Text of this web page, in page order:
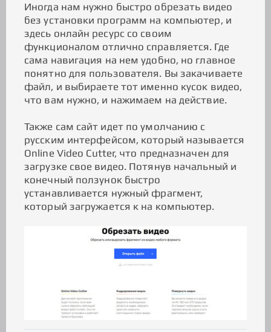
Иногда нам нужно быстро обрезать видео
без установки программ на компьютер, и
здесь онлайн ресурс со своим
функционалом отлично справляется. Где
сама навигация на нем удобно, но главное
понятно для пользователя. Вы закачиваете
файл, и выбираете тот именно кусок видео,
что вам нужно, и нажимаем на действие.
Также сам сайт идет по умолчанию с
русским интерфейсом, который называется
Online Video Cutter, что предназначен для
загрузке свое видео. Потянув начальный и
конечный ползунок быстро
устанавливается нужный фрагмент,
который загружается к на компьютер.